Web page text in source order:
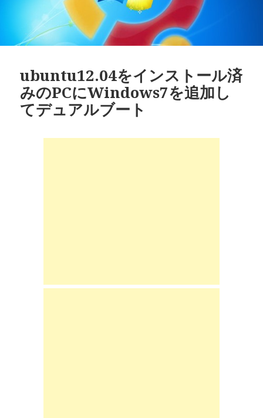
ubuntu12.04をインストール済
みのPCにWindows7を追加し
てデュアルブート